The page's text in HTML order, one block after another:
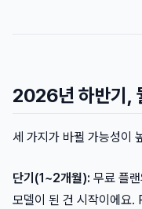
2026년 하반기,
세 가지가 바뀔 가능성이
단기(1~2개월): 무료 플
모델이 된 건 시작이에요.